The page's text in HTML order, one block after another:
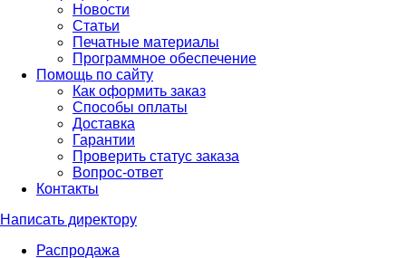
Новости
Статьи
Печатные материалы
Программное обеспечение
Помощь по сайту
Как оформить заказ
Способы оплаты
Доставка
Гарантии
Проверить статус заказа
Вопрос-ответ
Контакты
Написать директору
Распродажа